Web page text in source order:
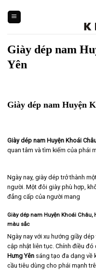
content
Giày dép nam
Yên
Giày dép nam Huyện
Giày dép nam Huyện Khoái
quan tâm và tìm kiếm của phái
Ngày nay, giày dép trở thành
người. Một đôi giày phù hợp,
đẳng cấp của người mang
Giày dép nam Huyện Khoái
màu sắc
Ngày nay với xu hướng giầy
cập nhật liên tục. Chính điều
Hưng Yên sáng tạo đa dạng về
cầu tiêu dùng cho phái mạnh